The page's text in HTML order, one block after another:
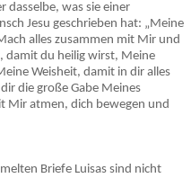
dasselbe, was sie einer
Jesu geschrieben hat: „Meine
alles zusammen mit Mir und
damit du heilig wirst, Meine
Weisheit, damit in dir alles
die große Gabe Meines
Mir atmen, dich bewegen und
Briefe Luisas sind nicht